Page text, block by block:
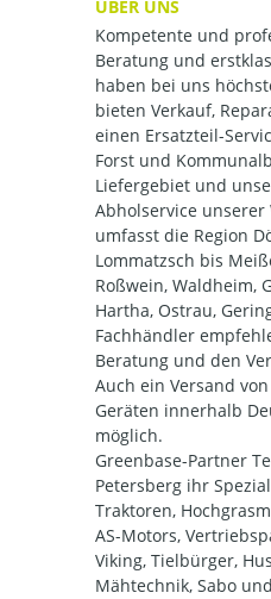
ÜBER UNS
Kompetente und
Beratung und
haben bei uns
bieten Verkauf,
einen Ersatzteil-
Forst und
Liefergebiet und
Abholservice unserer
umfasst die Region
Lommatzsch bis
Roßwein, Waldheim,
Hartha, Ostrau,
Fachhändler
Beratung und den
Auch ein Versand
Geräten innerhalb
möglich.
Greenbase-Partner
Petersberg ihr
Traktoren,
AS-Motors,
Viking, Tielbürger,
Mähtechnik, Sabo